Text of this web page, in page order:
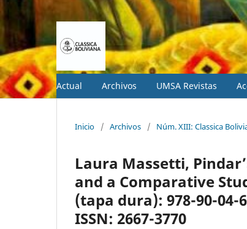
Actual Archivos UMSA Revistas
Inicio / Archivos / Núm. XIII: Classica
Laura Massetti,
and a Comparative
(tapa dura): 978-90-04-
ISSN: 2667-3770